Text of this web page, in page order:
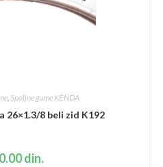
, Spoljne gume KENDA
26×1.3/8 beli zid K192
din.